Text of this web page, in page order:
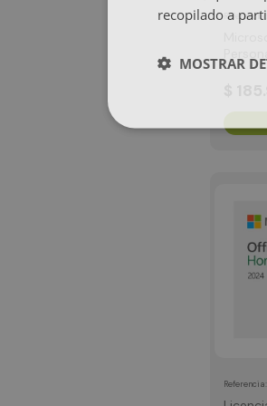
Referencia
Referencia
recopilado a
MOSTRAR